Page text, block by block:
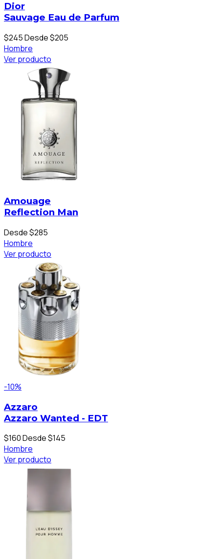
Dior
Sauvage Eau de Parfum
$245Desde $205
Hombre
Ver producto
Amouage
Reflection Man
Desde $285
Hombre
Ver producto
-10%
Azzaro
Azzaro Wanted - EDT
$160Desde $145
Hombre
Ver producto